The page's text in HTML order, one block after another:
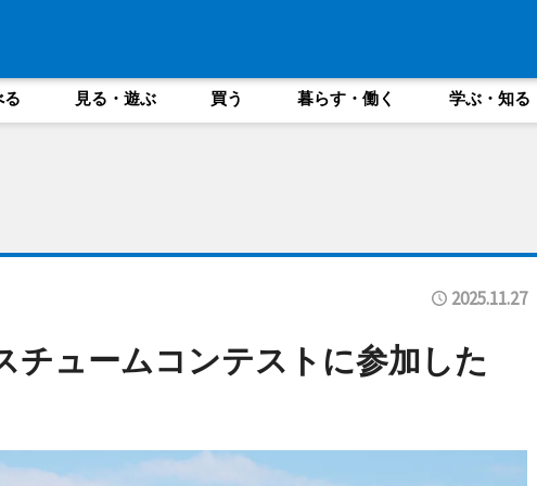
る 見る・遊ぶ 買う 暮らす・働く 学ぶ・知る
2025.11.27
チュームコンテストに参加した